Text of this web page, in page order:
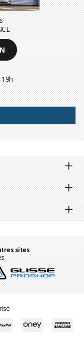
sites